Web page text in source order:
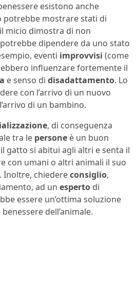
esistono anche
potrebbe mostrare stati di
micio dimostra di non
dipendere da uno stato
eventi improvvisi (come
influenzare fortemente il
e senso di disadattamento. Lo
con l’arrivo di un nuovo
di un bambino.
, di conseguenza
tra le persone è un buon
gatto si abitui agli altri e senta il
con umani o altri animali il suo
chiedereconsiglio,
ad un esperto di
essere un’ottima soluzione
dell’animale.